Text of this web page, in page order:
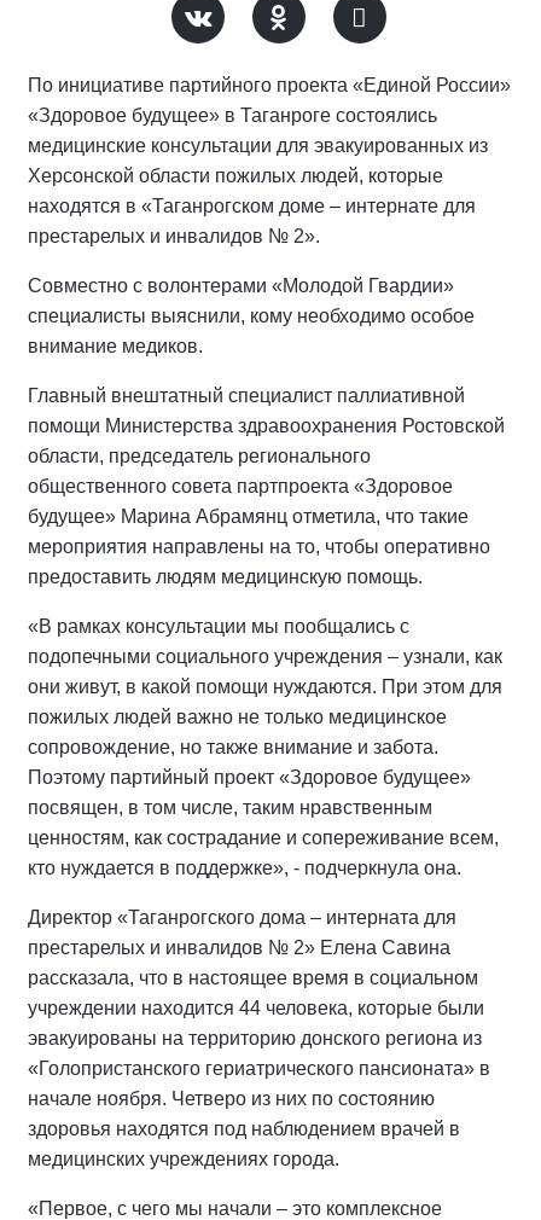
По инициативе партийного проекта «Единой России»
«Здоровое будущее» в Таганроге состоялись
медицинские консультации для эвакуированных из
Херсонской области пожилых людей, которые
находятся в «Таганрогском доме – интернате для
престарелых и инвалидов № 2».
Совместно с волонтерами «Молодой Гвардии»
специалисты выяснили, кому необходимо особое
внимание медиков.
Главный внештатный специалист паллиативной
помощи Министерства здравоохранения Ростовской
области, председатель регионального
общественного совета партпроекта «Здоровое
будущее» Марина Абрамянц отметила, что такие
мероприятия направлены на то, чтобы оперативно
предоставить людям медицинскую помощь.
«В рамках консультации мы пообщались с
подопечными социального учреждения – узнали, как
они живут, в какой помощи нуждаются. При этом для
пожилых людей важно не только медицинское
сопровождение, но также внимание и забота.
Поэтому партийный проект «Здоровое будущее»
посвящен, в том числе, таким нравственным
ценностям, как сострадание и сопереживание всем,
кто нуждается в поддержке», - подчеркнула она.
Директор «Таганрогского дома – интерната для
престарелых и инвалидов № 2» Елена Савина
рассказала, что в настоящее время в социальном
учреждении находится 44 человека, которые были
эвакуированы на территорию донского региона из
«Голопристанского гериатрического пансионата» в
начале ноября. Четверо из них по состоянию
здоровья находятся под наблюдением врачей в
медицинских учреждениях города.
«Первое, с чего мы начали – это комплексное